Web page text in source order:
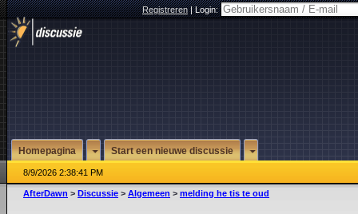
Registreren|Login:
Homepagina Start een nieuwe discussie
8/9/2026 2:38:41 PM
AfterDawn > Discussie > Algemeen > melding he tis te oud